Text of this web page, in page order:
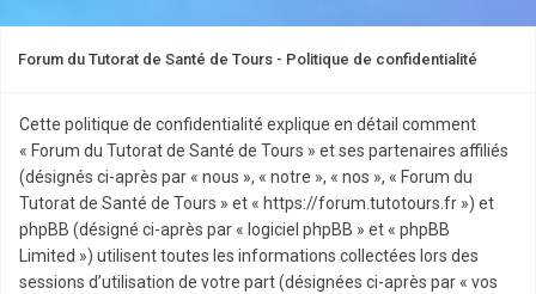
Forum du Tutorat de Santé de Tours - Politique de confidentialité
Cette politique de confidentialité explique en détail comment
« Forum du Tutorat de Santé de Tours » et ses partenaires affiliés
(désignés ci-après par « nous », « notre », « nos », « Forum du
Tutorat de Santé de Tours » et « https://forum.tutotours.fr ») et
phpBB (désigné ci-après par « logiciel phpBB » et « phpBB
Limited ») utilisent toutes les informations collectées lors des
sessions d’utilisation de votre part (désignées ci-après par « vos